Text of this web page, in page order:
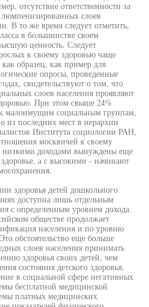
отсутствие ответственности за
люмпенизированных слоев
В то же время следует отметить,
в большинстве своем
ценность. Следует
к своему здоровью чаще
образец, как пример для
опросы, проведенные
свидетельствуют о том, что
слоев населения проявляют
При этом свыше 24%
малоимущим социальным группам,
из последних мест в иерархии
Института социологии РАН,
москвичей к своему
низкими доходами вынуждены еще
а с высокими - начинают
здоровья детей дошкольного
доступна лишь отдельным
с определенным уровнем дохода.
обществе продолжает
населения и по уровню
обстоятельство еще больше
слоев населения принимать
здоровья своих детей, чем
состояния детского здоровья.
в социальной сфере негативных
бесплатной медицинской
платных медицинских